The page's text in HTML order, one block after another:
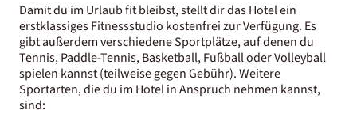
Damit du im Urlaub fit bleibst, stellt dir das Hotel ein
erstklassiges Fitnessstudio kostenfrei zur Verfügung. Es
gibt außerdem verschiedene Sportplätze, auf denen du
Tennis, Paddle-Tennis, Basketball, Fußball oder Volleyball
spielen kannst (teilweise gegen Gebühr). Weitere
Sportarten, die du im Hotel in Anspruch nehmen kannst,
sind: